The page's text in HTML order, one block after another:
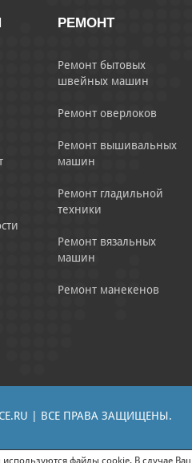
РЕМОНТ
Ремонт бытовых
швейных машин
Ремонт оверлоков
Ремонт вышивальных
машин
Ремонт гладильной
техники
Ремонт вязальных
машин
Ремонт манекенов
| ВСЕ ПРАВА ЗАЩИЩЕНЫ.
МАТЕРИАЛОВ | СОГЛАСИЕ НА
файлы cookie. В случае